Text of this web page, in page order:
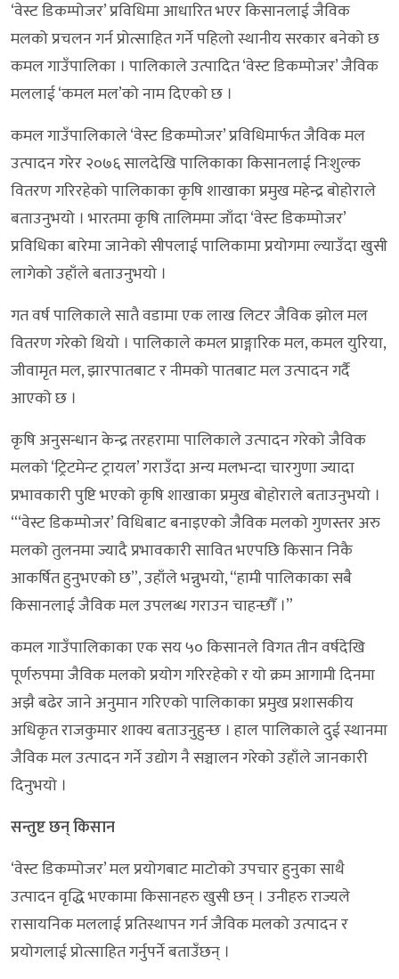
‘वेस्ट डिकम्पोजर’ प्रविधिमा आधारित भएर किसानलाई जैविक
मलको प्रचलन गर्न प्रोत्साहित गर्ने पहिलो स्थानीय सरकार बनेको छ
कमल गाउँपालिका । पालिकाले उत्पादित ‘वेस्ट डिकम्पोजर’ जैविक
मललाई ‘कमल मल’को नाम दिएको छ ।
कमल गाउँपालिकाले ‘वेस्ट डिकम्पोजर’ प्रविधिमार्फत जैविक मल
उत्पादन गरेर २०७६ सालदेखि पालिकाका किसानलाई निःशुल्क
वितरण गरिरहेको पालिकाका कृषि शाखाका प्रमुख महेन्द्र बोहोराले
बताउनुभयो । भारतमा कृषि तालिममा जाँदा ‘वेस्ट डिकम्पोजर’
प्रविधिका बारेमा जानेको सीपलाई पालिकामा प्रयोगमा ल्याउँदा खुसी
लागेको उहाँले बताउनुभयो ।
गत वर्ष पालिकाले सातै वडामा एक लाख लिटर जैविक झोल मल
वितरण गरेको थियो । पालिकाले कमल प्राङ्गारिक मल, कमल युरिया,
जीवामृत मल, झारपातबाट र नीमको पातबाट मल उत्पादन गर्दै
आएको छ ।
कृषि अनुसन्धान केन्द्र तरहरामा पालिकाले उत्पादन गरेको जैविक
मलको ‘ट्रिटमेन्ट ट्रायल’ गराउँदा अन्य मलभन्दा चारगुणा ज्यादा
प्रभावकारी पुष्टि भएको कृषि शाखाका प्रमुख बोहोराले बताउनुभयो ।
“‘वेस्ट डिकम्पोजर’ विधिबाट बनाइएको जैविक मलको गुणस्तर अरु
मलको तुलनमा ज्यादै प्रभावकारी सावित भएपछि किसान निकै
आकर्षित हुनुभएको छ”, उहाँले भन्नुभयो, “हामी पालिकाका सबै
किसानलाई जैविक मल उपलब्ध गराउन चाहन्छौँ ।”
कमल गाउँपालिकाका एक सय ५० किसानले विगत तीन वर्षदेखि
पूर्णरुपमा जैविक मलको प्रयोग गरिरहेको र यो क्रम आगामी दिनमा
अझै बढेर जाने अनुमान गरिएको पालिकाका प्रमुख प्रशासकीय
अधिकृत राजकुमार शाक्य बताउनुहुन्छ । हाल पालिकाले दुई स्थानमा
जैविक मल उत्पादन गर्ने उद्योग नै सञ्चालन गरेको उहाँले जानकारी
दिनुभयो ।
सन्तुष्ट छन् किसान
‘वेस्ट डिकम्पोजर’ मल प्रयोगबाट माटोको उपचार हुनुका साथै
उत्पादन वृद्धि भएकामा किसानहरु खुसी छन् । उनीहरु राज्यले
रासायनिक मललाई प्रतिस्थापन गर्न जैविक मलको उत्पादन र
प्रयोगलाई प्रोत्साहित गर्नुपर्ने बताउँछन् ।